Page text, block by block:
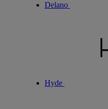
Delano
Hyde